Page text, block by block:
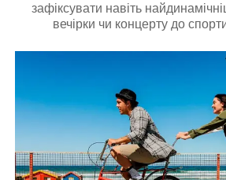
зафіксувати навіть
вечірки чи концерту до